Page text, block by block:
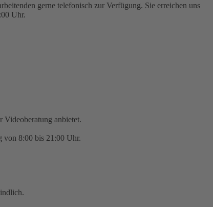
gerne telefonisch zur Verfügung. Sie erreichen uns
Uhr.
Videoberatung anbietet.
von 8:00 bis 21:00 Uhr.